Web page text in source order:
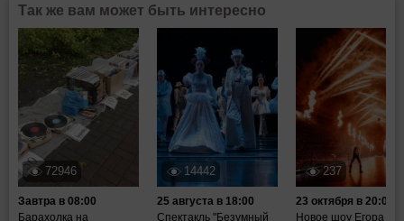
Так же вам может быть интересно
72946
Завтра в 08:00
Барахолка на
14442
25 августа в 18:00
Спектакль "Безумный
237
23 октября в 20:00
Новое шоу Егора